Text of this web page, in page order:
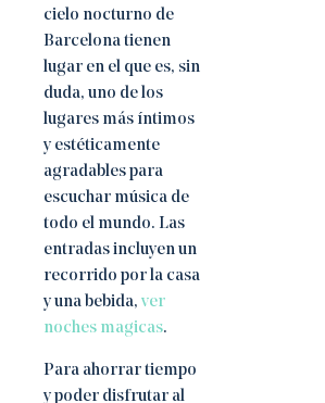
cielo nocturno de
Barcelona tienen
lugar en el que es, sin
duda, uno de los
lugares más íntimos
y estéticamente
agradables para
escuchar música de
todo el mundo. Las
entradas incluyen un
recorrido por la casa
y una bebida, ver
noches magicas.
Para ahorrar tiempo
y poder disfrutar al